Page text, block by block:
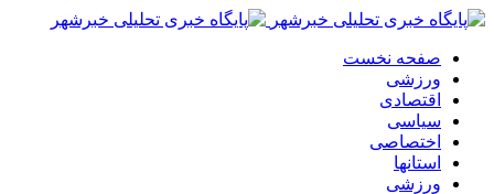
صفحه نخست
ورزشی
اقتصادی
سیاسی
اختصاصی
استانها
ورزشی